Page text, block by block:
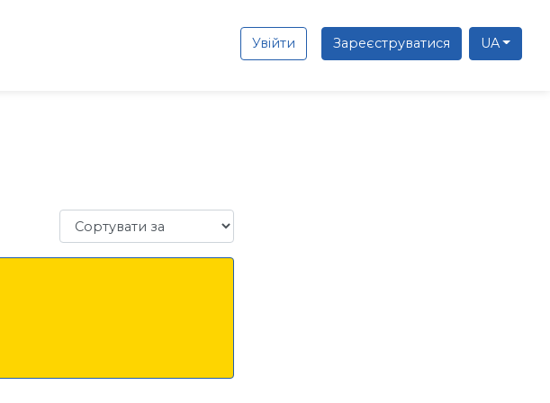
Увійти Зареєструватися UA
Сортувати за